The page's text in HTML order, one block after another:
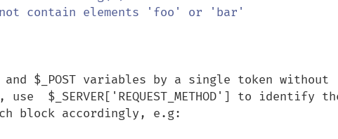
contain elements 'foo' or 'bar'
$_POST variables by a single token without
$_SERVER['REQUEST_METHOD'] to identify
block accordingly, e.g: